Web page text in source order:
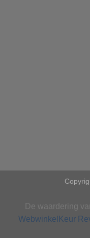
De waardering
WebwinkelKeur